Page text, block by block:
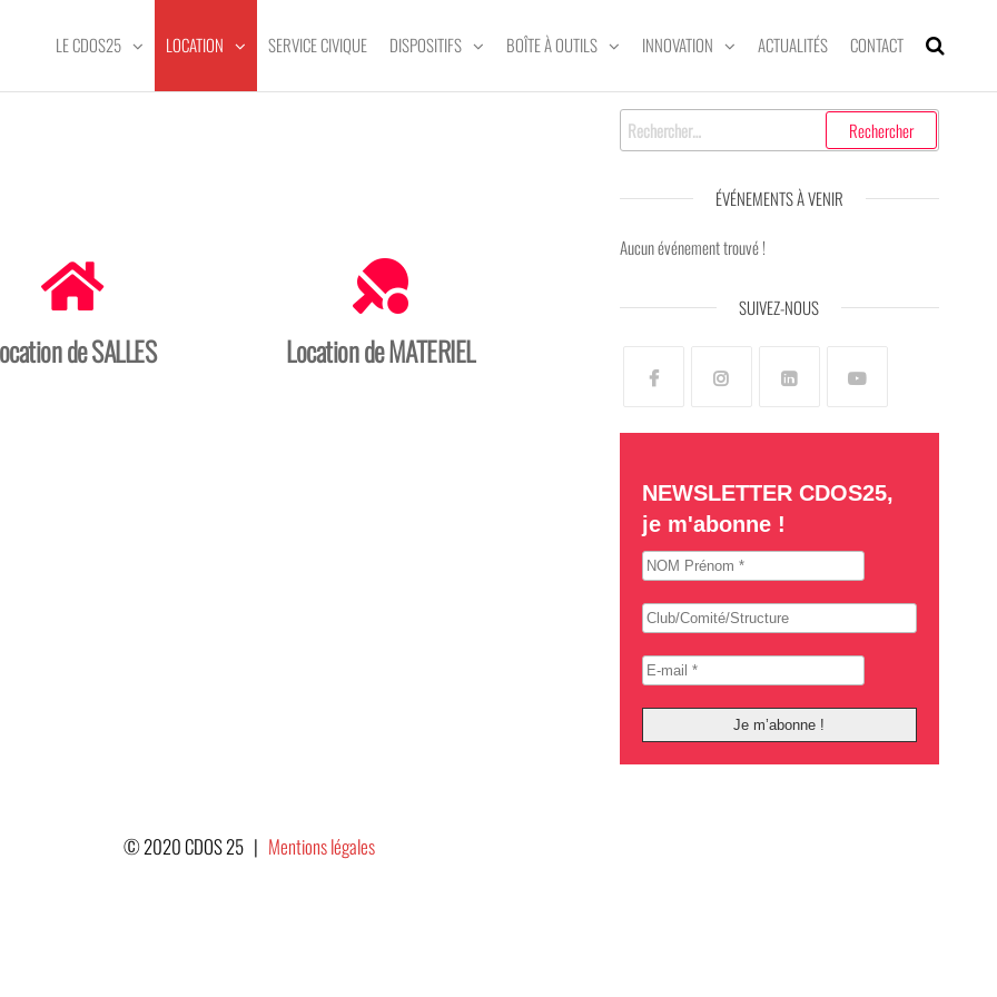
LE CDOS25 LOCATION SERVICE CIVIQUE DISPOSITIFS BOÎTE À OUTILS INNOVATION ACTUALITÉS CONTACT
de SALLES Location de MATERIEL
ÉVÉNEMENTS À VENIR
Aucun événement trouvé !
SUIVEZ-NOUS
NEWSLETTER CDOS25,
je m'abonne !
© 2020 CDOS 25 | Mentions légales